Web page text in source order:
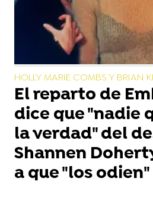
HOLLY MARIE COMBS Y BRIAN
El reparto de
dice que "nadie
la verdad" del
Shannen
a que "los odien"